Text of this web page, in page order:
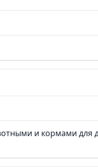
и кормами для